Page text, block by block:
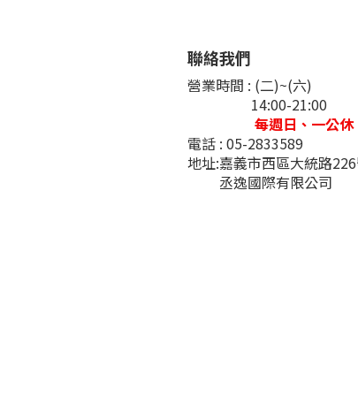
聯絡我們
營業時間 : (二)~(六)
14:00-21:00
每週日、一公休
電話 : 05-2833589
地址:嘉義市西區大統路
丞逸國際有限公司